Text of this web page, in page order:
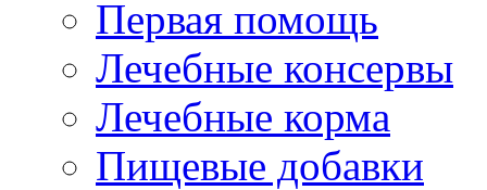
Первая помощь
Лечебные консервы
Лечебные корма
Пищевые добавки